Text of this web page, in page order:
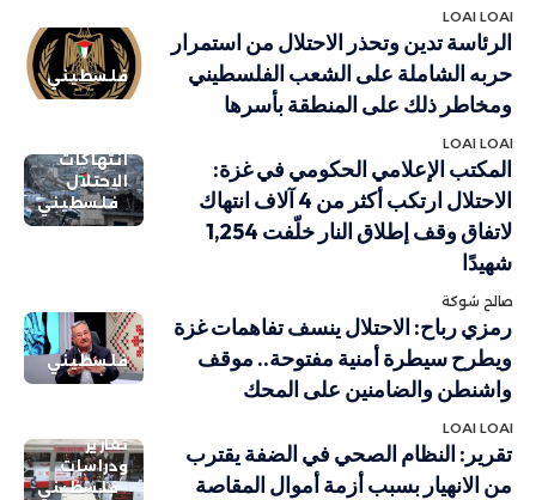
LOAI LOAI
فلسطيني
الرئاسة تدين وتحذر الاحتلال من استمرار
حربه الشاملة على الشعب الفلسطيني
ومخاطر ذلك على المنطقة بأسرها
LOAI LOAI
انتهاكات
الاحتلال
فلسطيني
المكتب الإعلامي الحكومي في غزة:
الاحتلال ارتكب أكثر من 4 آلاف انتهاك
لاتفاق وقف إطلاق النار خلّفت 1,254
شهيدًا
صالح شوكة
فلسطيني
رمزي رباح: الاحتلال ينسف تفاهمات غزة
ويطرح سيطرة أمنية مفتوحة.. موقف
واشنطن والضامنين على المحك
LOAI LOAI
تقارير
ودراسات
فلسطيني
تقرير: النظام الصحي في الضفة يقترب
من الانهيار بسبب أزمة أموال المقاصة